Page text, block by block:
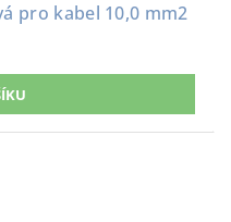
pro kabel 10,0 mm2